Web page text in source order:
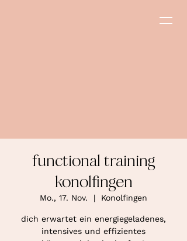
functional training
konolfingen
Mo., 17. Nov.
  |
Konolfingen
dich erwartet ein energiegeladenes,
intensives und effizientes